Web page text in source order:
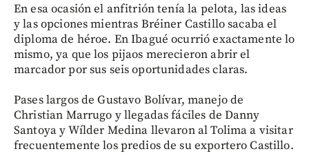
En esa ocasión el anfitrión tenía la pelota, las ideas
y las opciones mientras Bréiner Castillo sacaba el
diploma de héroe. En Ibagué ocurrió exactamente lo
mismo, ya que los pijaos merecieron abrir el
marcador por sus seis oportunidades claras.
Pases largos de Gustavo Bolívar, manejo de
Christian Marrugo y llegadas fáciles de Danny
Santoya y Wílder Medina llevaron al Tolima a visitar
frecuentemente los predios de su exportero Castillo.